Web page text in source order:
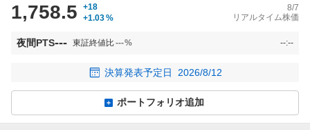
1,758.5
+18
+1.03%
8/7
リアルタイム株価
夜間PTS--- 東証終値比---% --:--
決算発表予定日 2026/8/12
ポートフォリオ追加